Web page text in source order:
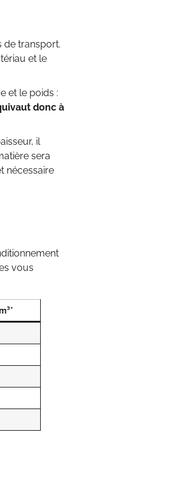
de transport.
et le
et le poids :
donc à
il
sera
nécessaire
vous